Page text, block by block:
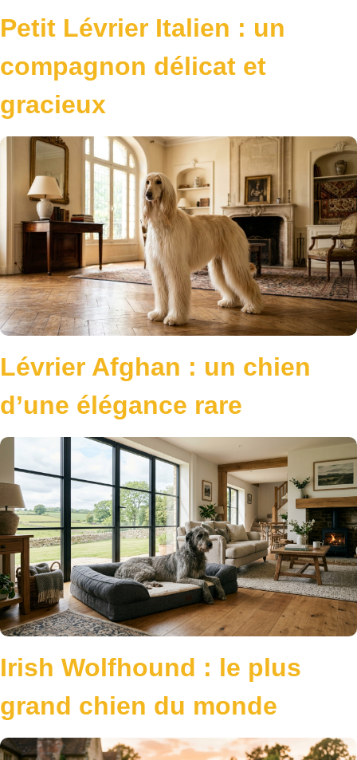
Petit Lévrier Italien : un
compagnon délicat et
gracieux
Lévrier Afghan : un chien
d’une élégance rare
Irish Wolfhound : le plus
grand chien du monde